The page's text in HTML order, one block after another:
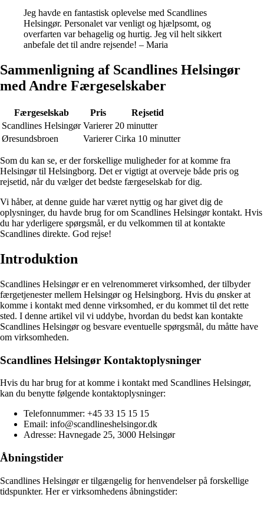
Jeg havde en fantastisk oplevelse med Scandlines
Helsingør. Personalet var venligt og hjælpsomt, og
overfarten var behagelig og hurtig. Jeg vil helt sikkert
anbefale det til andre rejsende! – Maria
Sammenligning af Scandlines Helsingør
med Andre Færgeselskaber
Færgeselskab Pris
Rejsetid
Scandlines Helsingør Varierer 20 minutter
Øresundsbroen
Varierer Cirka 10 minutter
Som du kan se, er der forskellige muligheder for at komme fra
Helsingør til Helsingborg. Det er vigtigt at overveje både pris og
rejsetid, når du vælger det bedste færgeselskab for dig.
Vi håber, at denne guide har været nyttig og har givet dig de
oplysninger, du havde brug for om Scandlines Helsingør kontakt. Hvis
du har yderligere spørgsmål, er du velkommen til at kontakte
Scandlines direkte. God rejse!
Introduktion
Scandlines Helsingør er en velrenommeret virksomhed, der tilbyder
færgetjenester mellem Helsingør og Helsingborg. Hvis du ønsker at
komme i kontakt med denne virksomhed, er du kommet til det rette
sted. I denne artikel vil vi uddybe, hvordan du bedst kan kontakte
Scandlines Helsingør og besvare eventuelle spørgsmål, du måtte have
om virksomheden.
Scandlines Helsingør Kontaktoplysninger
Hvis du har brug for at komme i kontakt med Scandlines Helsingør,
kan du benytte følgende kontaktoplysninger:
Telefonnummer: +45 33 15 15 15
Email: info@scandlineshelsingor.dk
Adresse: Havnegade 25, 3000 Helsingør
Åbningstider
Scandlines Helsingør er tilgængelig for henvendelser på forskellige
tidspunkter. Her er virksomhedens åbningstider: